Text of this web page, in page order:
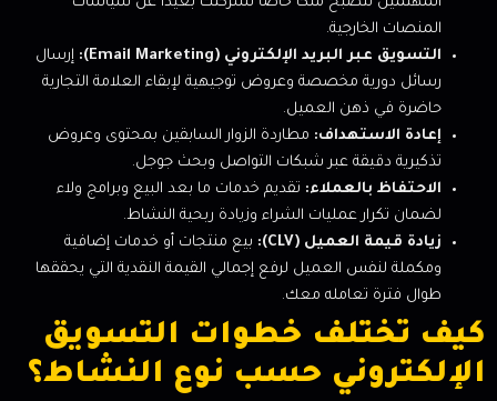
المنصات الخارجية.
التسويق عبر البريد الإلكتروني (Email Marketing):
إرسال
رسائل دورية مخصصة وعروض توجيهية لإبقاء العلامة التجارية
حاضرة في ذهن العميل.
إعادة الاستهداف: مطاردة الزوار السابقين بمحتوى وعروض
تذكيرية دقيقة عبر شبكات التواصل وبحث جوجل.
الاحتفاظ بالعملاء: تقديم خدمات ما بعد البيع وبرامج ولاء
لضمان تكرار عمليات الشراء وزيادة ربحية النشاط.
زيادة قيمة العميل (CLV):
بيع منتجات أو خدمات إضافية
ومكملة لنفس العميل لرفع إجمالي القيمة النقدية التي يحققها
طوال فترة تعامله معك.
كيف تختلف خطوات التسويق
الإلكتروني حسب نوع النشاط؟